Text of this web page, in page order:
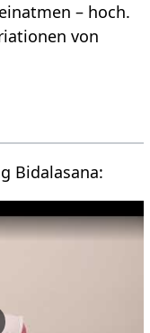
– hoch.
von
Bidalasana: